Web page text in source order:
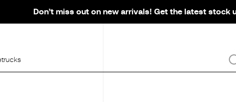
Don’t miss out on new arrivals! Get the latest